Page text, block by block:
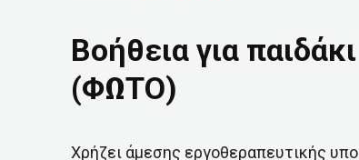
Βοήθεια για
(ΦΩΤΟ)
Χρήζει άμεσης εργοθεραπευτικής